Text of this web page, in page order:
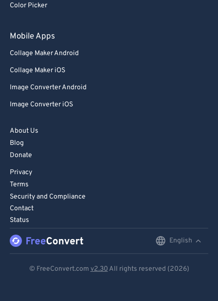
Color Picker
Mobile Apps
Collage Maker Android
Collage Maker iOS
Image Converter Android
Image Converter iOS
About Us
Blog
Donate
Privacy
Terms
Security and Compliance
Contact
Status
English
© FreeConvert.com v2.30 All rights reserved (2026)